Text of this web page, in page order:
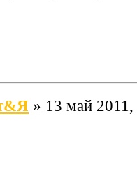
» 13 май